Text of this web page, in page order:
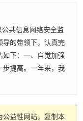
共信息网络安全监
导的带领下，认真完
如下：一、自觉加强
步提高。一年来，我
公益性网站，复制本